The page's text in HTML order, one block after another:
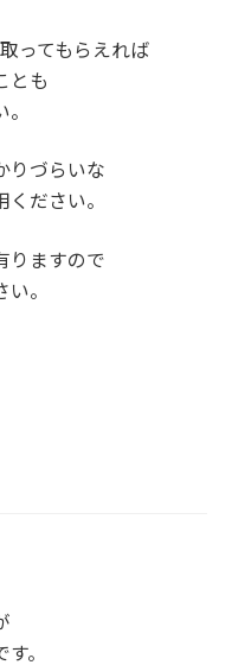
ってもらえれば
とも
りづらいな
ださい。
りますので
。
。